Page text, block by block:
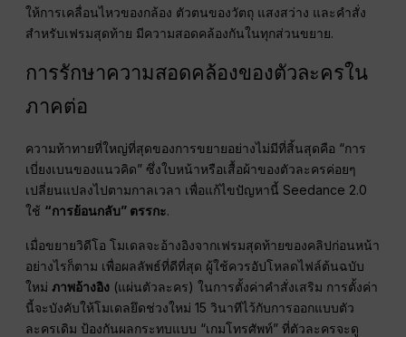
ให้การเคลื่อนไหวของกล้อง ตัวตนของวัตถุ แสงสว่าง และคำสั่ง
สำหรับเฟรมสุดท้าย มีความสอดคล้องกันในทุกส่วนขยาย.
การรักษาความสอดคล้องของตัวละครใน
ภาคต่อ
ความท้าทายที่ใหญ่ที่สุดของการขยายอย่างไม่มีที่สิ้นสุดคือ “การ
เบี่ยงเบนของแนวคิด” ซึ่งใบหน้าหรือเสื้อผ้าของตัวละครค่อยๆ
เปลี่ยนแปลงไปตามกาลเวลา เพื่อแก้ไขปัญหานี้ Seedance 2.0
ใช้ “การย้อนกลับ” ตรรกะ.
เมื่อขยายวิดีโอ โมเดลจะอ้างอิงจากเฟรมสุดท้ายของคลิปก่อนหน้า
อย่างไรก็ตาม เพื่อผลลัพธ์ที่ดีที่สุด ผู้ใช้ควรอัปโหลดไฟล์ต้นฉบับ
ใหม่ภาพอ้างอิง (แผ่นตัวละคร) ในการตั้งค่าคำสั่งเสริม การตั้งค่า
นี้จะบังคับให้โมเดลยึดช่วงใหม่ 15 วินาทีไว้กับการออกแบบตัว
ละครเดิม ป้องกันผลกระทบแบบ “เกมโทรศัพท์” ที่ตัวละครจะดู